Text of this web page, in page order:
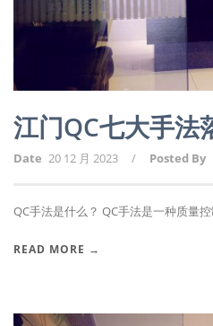
江门QC七大手法
Date 20 12 月 2023 / Posted By
QC手法是什么？ QC手法是一种质量
READ MORE →